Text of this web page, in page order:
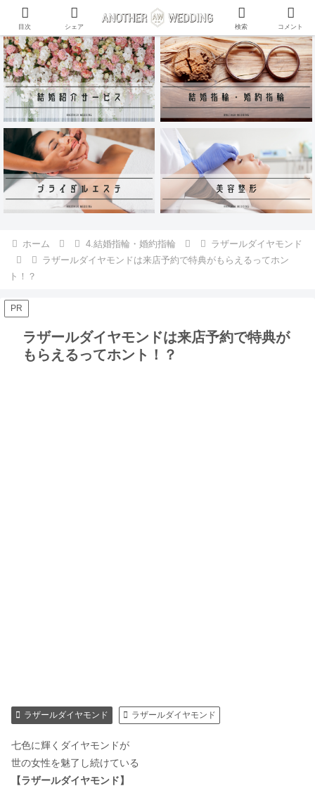
ANOTHER WEDDING~RING~のInstagramアカウントがリリース♪
ホーム 4.結婚指輪・婚約指輪
ラザールダイヤモンド
ラザールダイヤモンドは来店予約で特典がもらえるってホン
ト！？
PR
ラザールダイヤモンドは来店予約で特典が
もらえるってホント！？
ラザールダイヤモンド ラザールダイヤモンド
七色に輝くダイヤモンドが
世の女性を魅了し続けている
【ラザールダイヤモンド】
目次 シェア 検索 コメント